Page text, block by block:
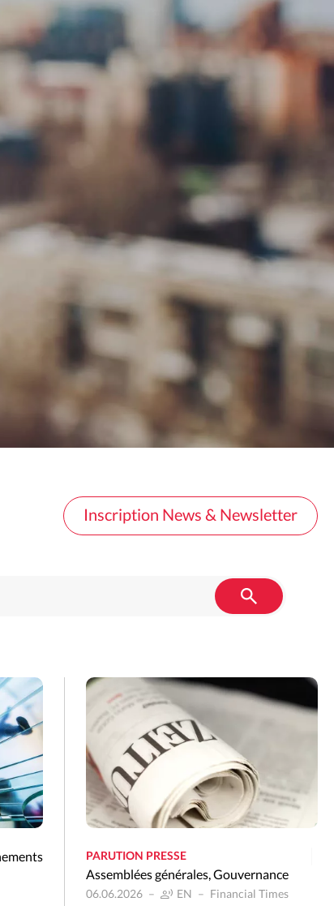
Inscription News & Newsletter
PARUTION PRESSE
Assemblées générales,Gouvernance
06.06.2026 EN Financial Times